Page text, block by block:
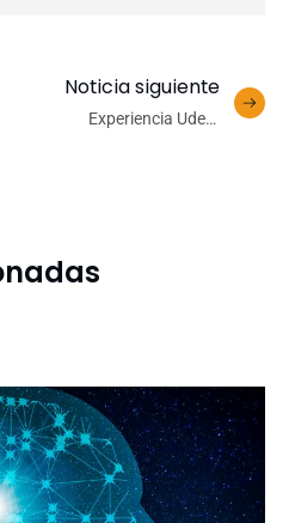
Noticia siguiente
Experiencia UdeC: